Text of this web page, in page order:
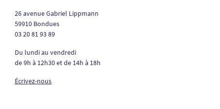
26 avenue Gabriel Lippmann
59910 Bondues
03 20 81 93 89
Du lundi au vendredi
de 9h à 12h30 et de 14h à 18h
Écrivez-nous